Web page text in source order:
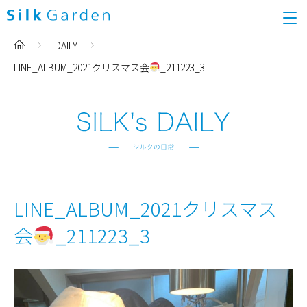
DAILY
LINE_ALBUM_2021クリスマス会
_211223_3
LINE_ALBUM_2021クリスマス
会
_211223_3